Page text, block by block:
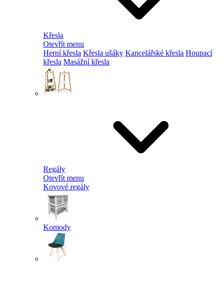
Křesla
Otevřít menu
Herní křesla Křesla ušáky Kancelářské křesla Houpací
křesla Masážní křesla
Regály
Otevřít menu
Kovové regály
Komody